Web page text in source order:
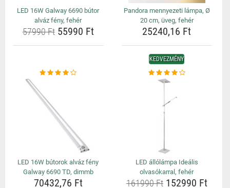
LED 16W Galway 6690 bútor
alváz fény, fehér
57990 Ft55990 Ft
Pandora mennyezeti lámpa, Ø
20 cm, üveg, fehér
25240,16 Ft
LED 16W bútorok alváz fény
Galway 6690 TD, dimmb
70432,76 Ft
KEDVEZMÉNY
LED állólámpa Ideális
olvasókarral, fehér
161990 Ft152990 Ft